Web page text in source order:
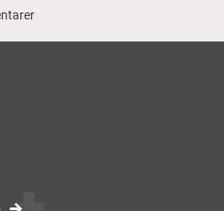
i dansk og professionel
dem også meget, at de ved de
sig på grammatisk komma. Det